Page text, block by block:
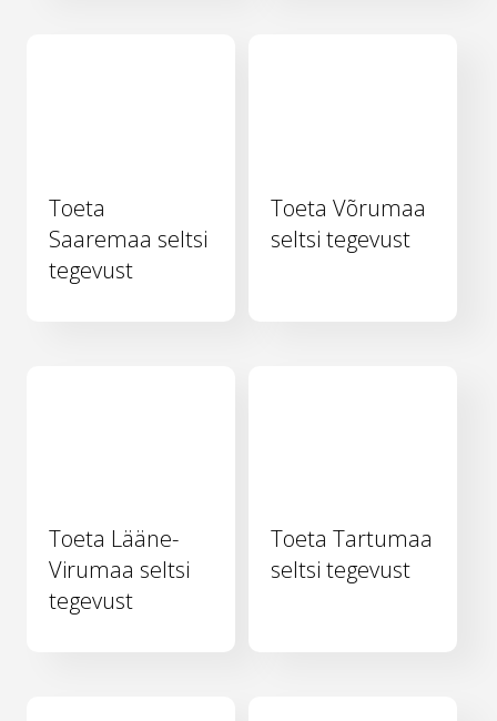
Toeta
Saaremaa seltsi
tegevust
Toeta Võrumaa
seltsi tegevust
Toeta Lääne-
Virumaa seltsi
tegevust
Toeta Tartumaa
seltsi tegevust